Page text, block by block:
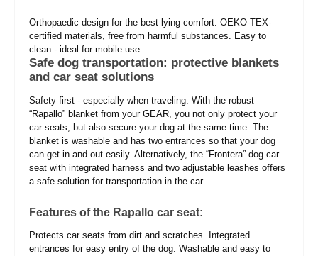
Orthopaedic design for the best lying comfort. OEKO-TEX-
certified materials, free from harmful substances. Easy to
clean - ideal for mobile use.
Safe dog transportation: protective blankets
and car seat solutions
Safety first - especially when traveling. With the robust
“Rapallo” blanket from your GEAR, you not only protect your
car seats, but also secure your dog at the same time. The
blanket is washable and has two entrances so that your dog
can get in and out easily. Alternatively, the “Frontera” dog car
seat with integrated harness and two adjustable leashes offers
a safe solution for transportation in the car.
Features of the Rapallo car seat:
Protects car seats from dirt and scratches. Integrated
entrances for easy entry of the dog. Washable and easy to